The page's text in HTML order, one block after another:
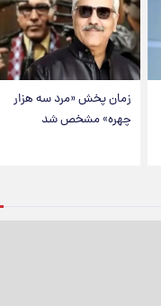
زمان پخش «مرد سه هزار
چهره» مشخص شد